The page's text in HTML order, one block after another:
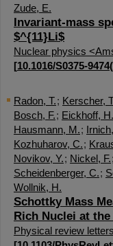
Zude, E.
Invariant-mass
$^{11}Li$
Nuclear physics
[10.1016/S0375-
Radon, T.; Kerscher,
Bosch, F.; Eickhoff, H.
Hausmann, M.;
Kozhuharov, C.;
Novikov, Y.; Nickel, F.;
Scheidenberger, C.;
Wollnik, H.
Schottky Mass
Rich Nuclei at
Physical review letters